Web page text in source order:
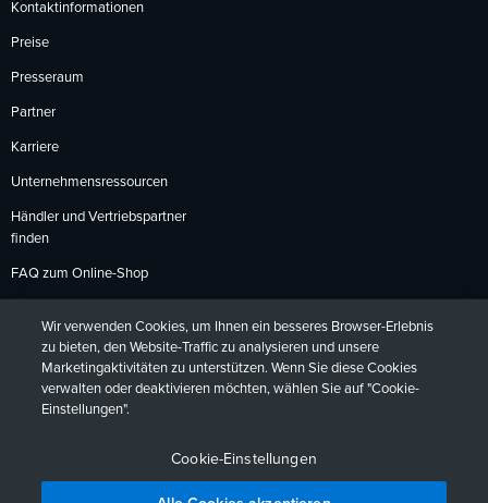
Kontaktinformationen
Preise
Presseraum
Partner
Karriere
Unternehmensressourcen
Händler und Vertriebspartner
finden
FAQ zum Online-Shop
Rückgabebedingungen
DeutschFrançaisEspañol日本語
Wir verwenden Cookies, um Ihnen ein besseres Browser-Erlebnis
zu bieten, den Website-Traffic zu analysieren und unsere
Marketingaktivitäten zu unterstützen. Wenn Sie diese Cookies
verwalten oder deaktivieren möchten, wählen Sie auf "Cookie-
Einstellungen".
Cookie-Einstellungen